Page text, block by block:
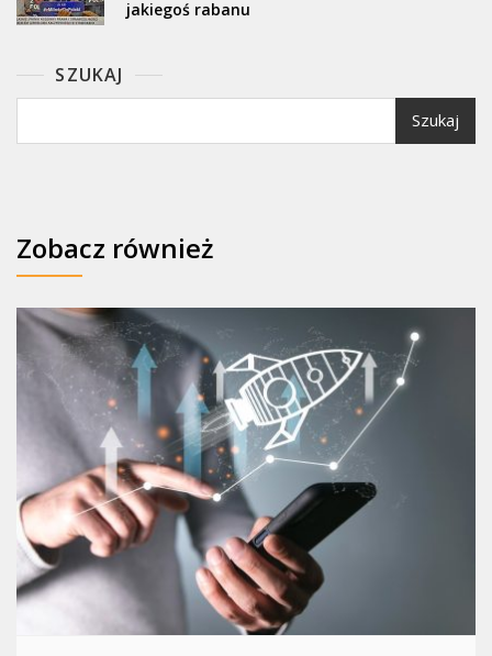
jakiegoś rabanu
SZUKAJ
Szukaj
Zobacz również